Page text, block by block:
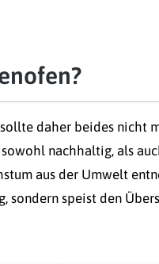
daher beides nicht
nachhaltig, als
aus der Umwelt
sondern speist den